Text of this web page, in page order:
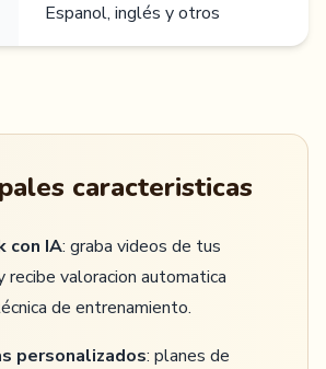
Espanol, inglés y otros
caracteristicas
con IA: graba videos de tus
recibe valoracion automatica
de entrenamiento.
personalizados: planes de